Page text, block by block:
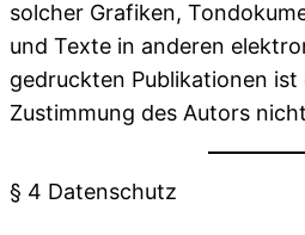
solcher Grafiken,
und Texte in anderen
gedruckten Publikationen
Zustimmung des Autors
§ 4 Datenschutz